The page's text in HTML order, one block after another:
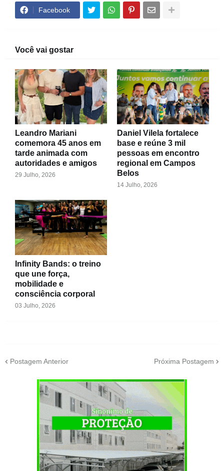
Facebook
Você vai gostar
Leandro Mariani
comemora 45 anos em
tarde animada com
autoridades e amigos
29 Julho, 2026
Daniel Vilela fortalece
base e reúne 3 mil
pessoas em encontro
regional em Campos
Belos
14 Julho, 2026
Infinity Bands: o treino
que une força,
mobilidade e
consciência corporal
03 Julho, 2026
Postagem Anterior Próxima Postagem